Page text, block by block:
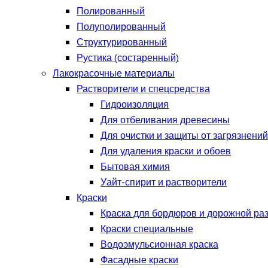
Полированный
Полуполированный
Структурированный
Рустика (состаренный)
Лакокрасочные материалы
Растворители и спецсредства
Гидроизоляция
Для отбеливания древесины
Для очистки и защиты от загрязнений
Для удаления краски и обоев
Бытовая химия
Уайт-спирит и растворители
Краски
Краска для бордюров и дорожной
Краски специальные
Водоэмульсионная краска
Фасадные краски